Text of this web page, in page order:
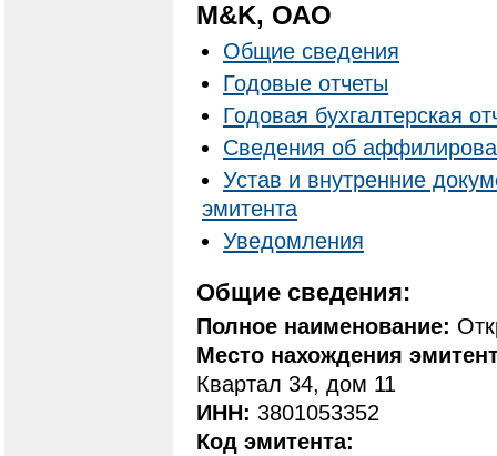
M&K, ОАО
Общие сведения
Годовые отчеты
Годовая бухгалтерская
Cведения об
Устав и внутренние
эмитента
Уведомления
Общие сведения:
Полное наименование:
Место нахождения
Квартал 34, дом 11
ИНН: 3801053352
Код эмитента: